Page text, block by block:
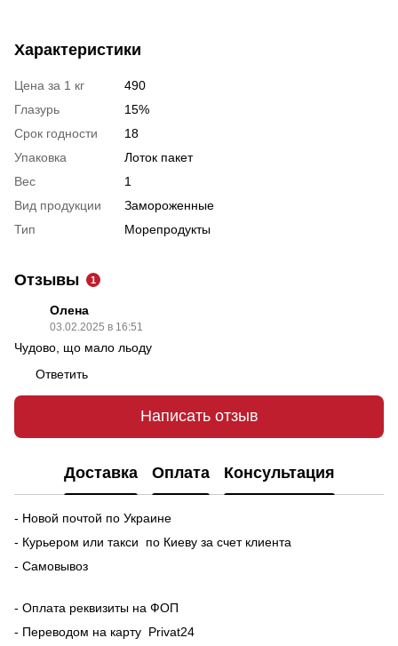
Характеристики
Цена за 1 кг
490
Глазурь
15%
Срок годности
18
Упаковка
Лоток пакет
Вес
1
Вид продукции
Замороженные
Тип
Морепродукты
Отзывы 1
Олена
03.02.2025 в 16:51
Чудово, що мало льоду
Ответить
Написать отзыв
Доставка Оплата Консультация
- Новой почтой по Украине
- Курьером или такси по Киеву за счет клиента
- Самовывоз
- Оплата реквизиты на ФОП
- Переводом на карту Рrivat24